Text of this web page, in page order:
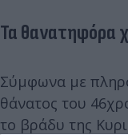
Τα θανατηφόρα
Σύμφωνα με
θάνατος του
το βράδυ της